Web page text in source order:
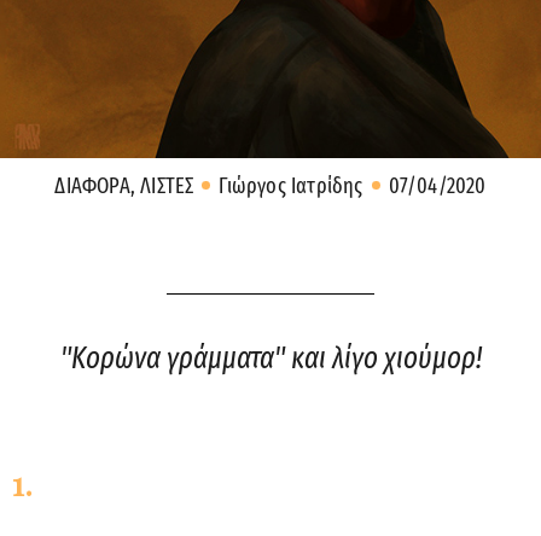
ΔΙΑΦΟΡΑ,ΛΙΣΤΕΣ Γιώργος Ιατρίδης 07/04/2020
"Κορώνα γράμματα" και λίγο χιούμορ!
1.